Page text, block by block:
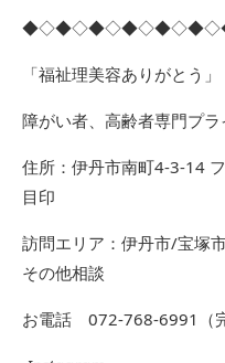
「福祉理美容ありがとう」
障がい者、高齢者専門プ
住所：伊丹市南町4-3-14
目印
訪問エリア：伊丹市/宝塚
その他相談
お電話 072-768-6991（完